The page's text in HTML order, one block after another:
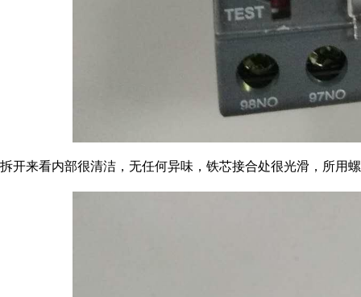
拆开来看内部很清洁，无任何异味，铁芯接合处很光滑，所用